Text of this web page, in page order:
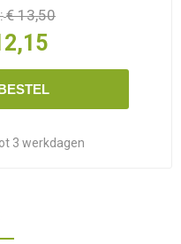
€ 13,50
3 werkdagen